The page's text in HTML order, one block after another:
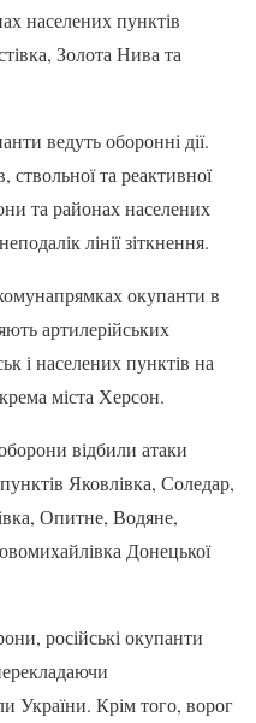
населених пунктів
Золота Нива та
ведуть оборонні дії.
ствольної та реактивної
та районах населених
лінії зіткнення.
окупанти в
артилерійських
і населених пунктів на
міста Херсон.
відбили атаки
Яковлівка, Соледар,
Опитне, Водяне,
Донецької
російські окупанти
України. Крім того, ворог